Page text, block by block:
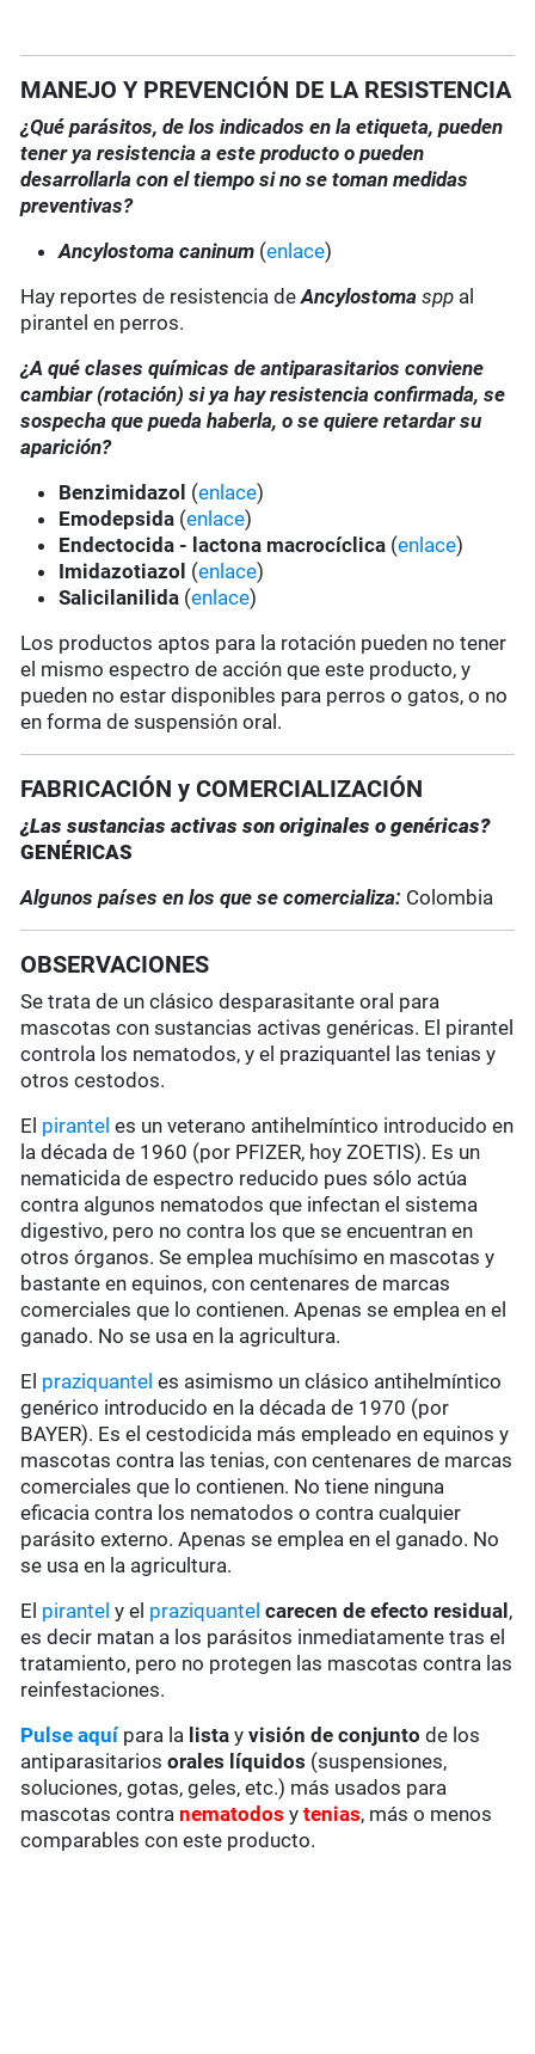
MANEJO Y PREVENCIÓN DE LA RESISTENCIA
¿Qué parásitos, de los indicados en la etiqueta, pueden
tener ya resistencia a este producto o pueden
desarrollarla con el tiempo si no se toman medidas
preventivas?
Ancylostoma caninum (enlace)
Hay reportes de resistencia deAncylostoma spp al
pirantel en perros.
¿A qué clases químicas de antiparasitarios conviene
cambiar (rotación) si ya hay resistencia confirmada, se
sospecha que pueda haberla, o se quiere retardar su
aparición?
Benzimidazol (enlace)
Emodepsida (enlace)
Endectocida - lactona macrocíclica (enlace)
Imidazotiazol (enlace)
Salicilanilida (enlace)
Los productos aptos para la rotación pueden no tener
el mismo espectro de acción que este producto, y
pueden no estar disponibles para perros o gatos, o no
en forma de suspensión oral.
FABRICACIÓN y COMERCIALIZACIÓN
¿Las sustancias activas son originales o genéricas?
GENÉRICAS
Algunos países en los que se comercializa: Colombia
OBSERVACIONES
Se trata de un clásico desparasitante oral para
mascotas con sustancias activas genéricas. El pirantel
controla los nematodos, y el praziquantel las tenias y
otros cestodos.
El pirantel es un veterano antihelmíntico introducido en
la década de 1960 (por PFIZER, hoy ZOETIS). Es un
nematicida de espectro reducido pues sólo actúa
contra algunos nematodos que infectan el sistema
digestivo, pero no contra los que se encuentran en
otros órganos. Se emplea muchísimo en mascotas y
bastante en equinos, con centenares de marcas
comerciales que lo contienen. Apenas se emplea en el
ganado. No se usa en la agricultura.
El praziquantel es asimismo un clásico antihelmíntico
genérico introducido en la década de 1970 (por
BAYER). Es el cestodicida más empleado en equinos y
mascotas contra las tenias, con centenares de marcas
comerciales que lo contienen. No tiene ninguna
eficacia contra los nematodos o contra cualquier
parásito externo. Apenas se emplea en el ganado. No
se usa en la agricultura.
El pirantel y el praziquantel carecen de efecto residual ,
es decir matan a los parásitos inmediatamente tras el
tratamiento, pero no protegen las mascotas contra las
reinfestaciones.
Pulse aquípara la lista yvisión de conjunto de los
antiparasitariosorales líquidos (suspensiones,
soluciones, gotas, geles, etc.) más usados para
mascotas contranematodos ytenias, más o menos
comparables con este producto.